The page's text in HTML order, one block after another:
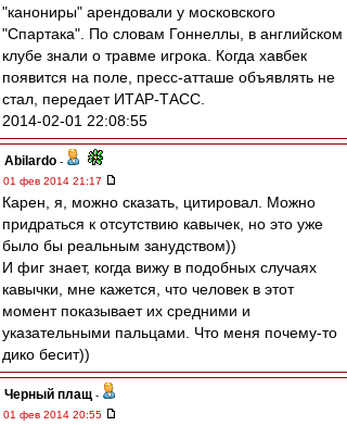
"канониры" арендовали у московского
"Спартака". По словам Гоннеллы, в английском
клубе знали о травме игрока. Когда хавбек
появится на поле, пресс-атташе объявлять не
стал, передает ИТАР-ТАСС.
2014-02-01 22:08:55
Abilardo -
01 фев 2014 21:17
Карен, я, можно сказать, цитировал. Можно
придраться к отсутствию кавычек, но это уже
было бы реальным занудством))
И фиг знает, когда вижу в подобных случаях
кавычки, мне кажется, что человек в этот
момент показывает их средними и
указательными пальцами. Что меня почему-то
дико бесит))
Черный плащ -
01 фев 2014 20:55